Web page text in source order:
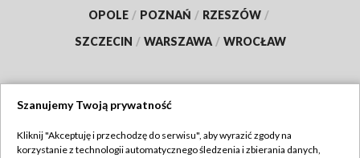
OPOLE / POZNAŃ / RZESZÓW /
SZCZECIN / WARSZAWA / WROCŁAW
TVP
Szanujemy Twoją prywatność
Kliknij "Akceptuję i przechodzę do serwisu", aby wyrazić zgody na
korzystanie z technologii automatycznego śledzenia i zbierania danych,